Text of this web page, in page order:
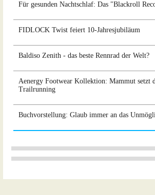
Für gesunden Nachtschlaf: Das "Blackroll
FIDLOCK Twist feiert 10-Jahresjubiläum
Baldiso Zenith - das beste Rennrad der Welt?
Aenergy Footwear Kollektion: Mammut setzt
Trailrunning
Buchvorstellung: Glaub immer an das